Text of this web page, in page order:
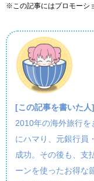
※この記事にはプロモーシ
[この記事を書いた
2010年の海外旅行を
にハマり、元銀行員
成功。その後も、支
ーンを使ったお得な